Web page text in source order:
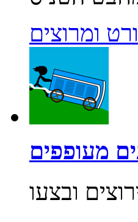
ומרוצים
מעופפים